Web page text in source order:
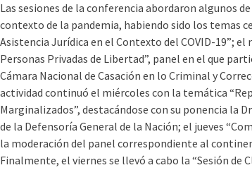
Las sesiones de la conferencia abordaron algunos
contexto de la pandemia, habiendo sido los temas
Asistencia Jurídica en el Contexto del COVID-19”;
Personas Privadas de Libertad”, panel en el que
Cámara Nacional de Casación en lo Criminal y
actividad continuó el miércoles con la temática
Marginalizados”, destacándose con su ponencia la
de la Defensoría General de la Nación; el jueves
la moderación del panel correspondiente al
Finalmente, el viernes se llevó a cabo la “Sesión de